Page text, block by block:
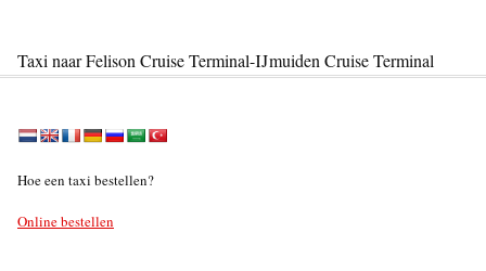
Taxi naar Felison Cruise Terminal-IJmuiden Cruise Terminal
Hoe een taxi bestellen?
Online bestellen